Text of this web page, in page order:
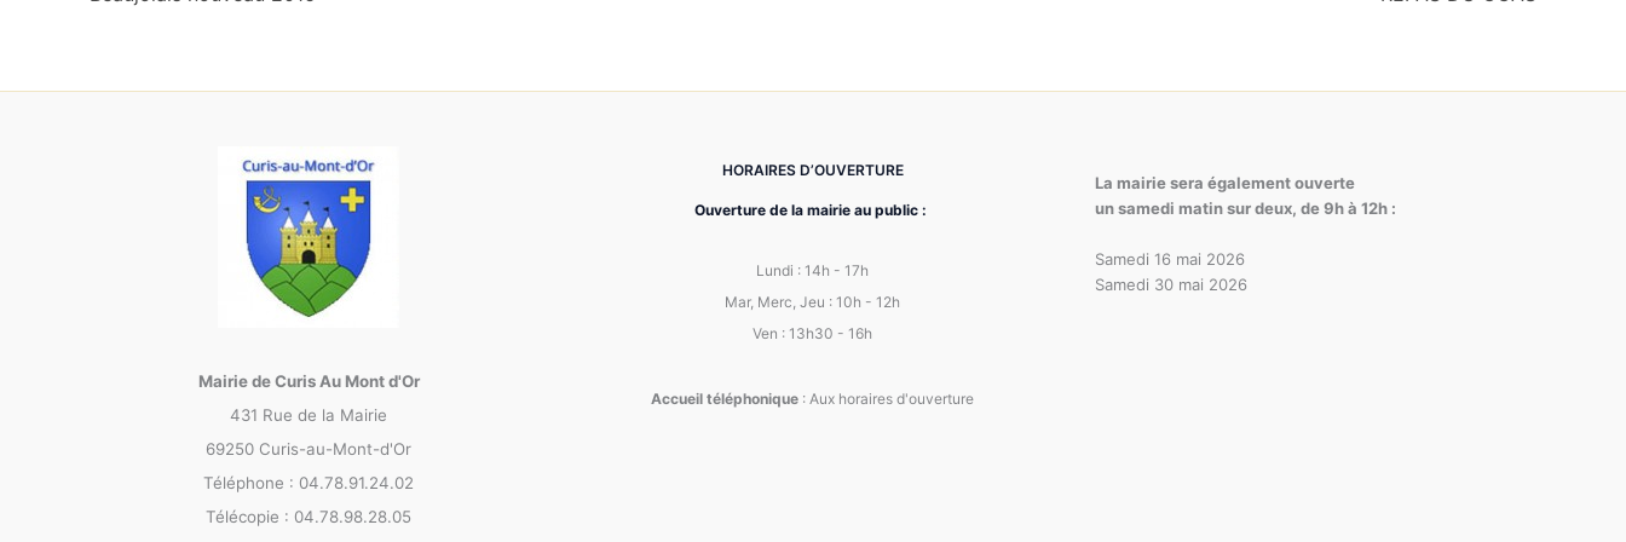
Mairie de Curis Au Mont d'Or
431 Rue de la Mairie
69250 Curis-au-Mont-d'Or
Téléphone : 04.78.91.24.02
Télécopie : 04.78.98.28.05
HORAIRES D’OUVERTURE
Ouverture de la mairie au public :
Lundi : 14h - 17h
Mar, Merc, Jeu : 10h - 12h
Ven : 13h30 - 16h
Accueil téléphonique : Aux horaires d'ouverture
La mairie sera également ouverte
un samedi matin sur deux, de 9h à 12h :
Samedi 16 mai 2026
Samedi 30 mai 2026